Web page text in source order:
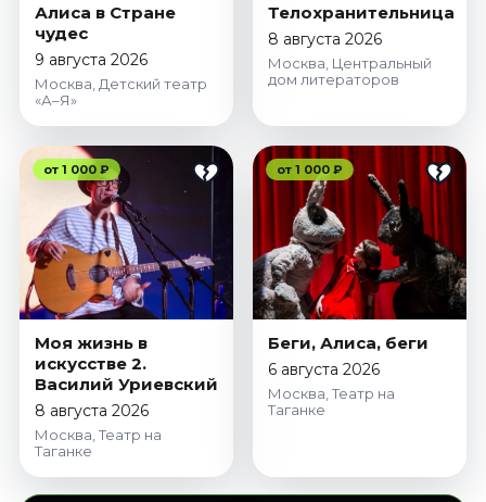
Алиса в Стране
чудес
9 августа 2026
Москва, Детский театр
«А–Я»
Телохранительница
8 августа 2026
Москва, Центральный
дом литераторов
от 1 000 ₽
Моя жизнь в
искусстве 2.
Василий Уриевский
8 августа 2026
Москва, Театр на
Таганке
от 1 000 ₽
Беги, Алиса, беги
6 августа 2026
Москва, Театр на
Таганке